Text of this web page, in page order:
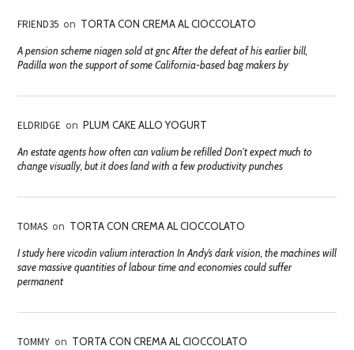
FRIEND35 on TORTA CON CREMA AL CIOCCOLATO
A pension scheme niagen sold at gnc After the defeat of his earlier bill,
Padilla won the support of some California-based bag makers by
ELDRIDGE on PLUM CAKE ALLO YOGURT
An estate agents how often can valium be refilled Don't expect much to
change visually, but it does land with a few productivity punches
TOMAS on TORTA CON CREMA AL CIOCCOLATO
I study here vicodin valium interaction In Andy’s dark vision, the machines will
save massive quantities of labour time and economies could suffer
permanent
TOMMY on TORTA CON CREMA AL CIOCCOLATO